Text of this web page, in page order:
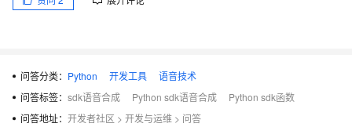
问答分类： Python 开发工具
语音技术
问答标签： sdk语音合成 Python sdk语音合成
Python sdk函数
问答地址： 开发者社区 > 开发与运维 > 问答